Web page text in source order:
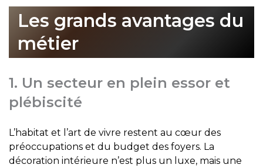
Les grands avantages du
métier
1. Un secteur en plein essor et
plébiscité
L’habitat et l’art de vivre restent au cœur des
préoccupations et du budget des foyers. La
décoration intérieure n’est plus un luxe, mais une